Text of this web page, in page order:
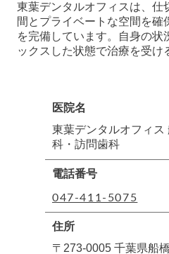
東葉デンタルオフィスは、仕
間とプライベートな空間を確
を完備しています。自身の状
ックスした状態で治療を受け
医院名
東葉デンタルオフィ
科・訪問歯科
電話番号
047-411-5075
住所
〒273-0005 千葉県船